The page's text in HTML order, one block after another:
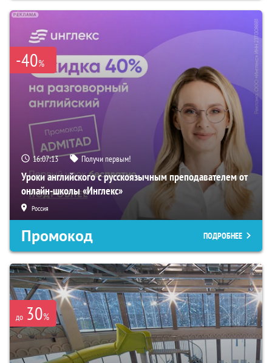
-40%
16:07:12 Получи первым!
Уроки английского с русскоязычным преподавателем от
онлайн-школы «Инглекс»
Россия
Промокод ПОДРОБНЕЕ
до 30%